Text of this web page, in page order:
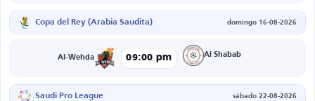
Copa del Rey (Arabia Saudita) domingo 16-08-2026
Al-Wehda 09:00 pm Al Shabab
Saudi Pro League sábado 22-08-2026